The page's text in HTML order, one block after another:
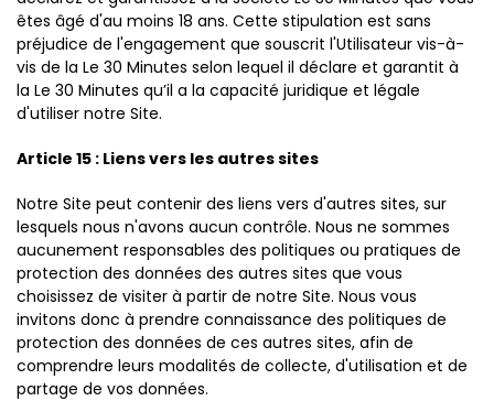
êtes âgé d'au moins 18 ans. Cette stipulation est sans
préjudice de l'engagement que souscrit l'Utilisateur vis-à-
vis de la Le 30 Minutes selon lequel il déclare et garantit à
la Le 30 Minutes qu’il a la capacité juridique et légale
d'utiliser notre Site.
Article 15 : Liens vers les autres sites
Notre Site peut contenir des liens vers d'autres sites, sur
lesquels nous n'avons aucun contrôle. Nous ne sommes
aucunement responsables des politiques ou pratiques de
protection des données des autres sites que vous
choisissez de visiter à partir de notre Site. Nous vous
invitons donc à prendre connaissance des politiques de
protection des données de ces autres sites, afin de
comprendre leurs modalités de collecte, d'utilisation et de
partage de vos données.